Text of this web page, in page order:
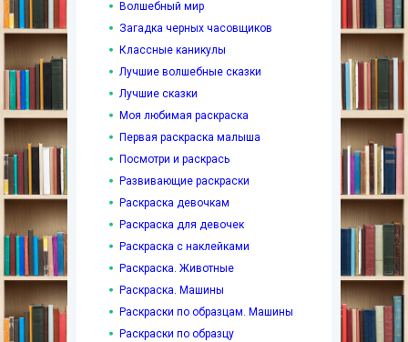
Волшебный мир
Загадка черных часовщиков
Классные каникулы
Лучшие волшебные сказки
Лучшие сказки
Моя любимая раскраска
Первая раскраска малыша
Посмотри и раскрась
Развивающие раскраски
Раскраска девочкам
Раскраска для девочек
Раскраска с наклейками
Раскраска. Животные
Раскраска. Машины
Раскраски по образцам. Машины
Раскраски по образцу